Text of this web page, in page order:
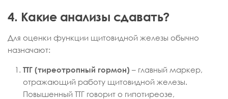
4. Какие анализы сдавать?
Для оценки функции щитовидной железы обычно
назначают:
ТТГ (тиреотропный гормон) – главный маркер,
отражающий работу щитовидной железы.
Повышенный ТТГ говорит о гипотиреозе,